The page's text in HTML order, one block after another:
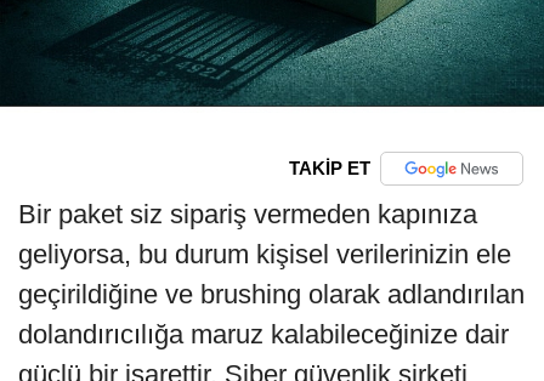
TAKİP ET
Bir paket siz sipariş vermeden kapınıza
geliyorsa, bu durum kişisel verilerinizin ele
geçirildiğine ve brushing olarak adlandırılan
dolandırıcılığa maruz kalabileceğinize dair
güçlü bir işarettir. Siber güvenlik şirketi